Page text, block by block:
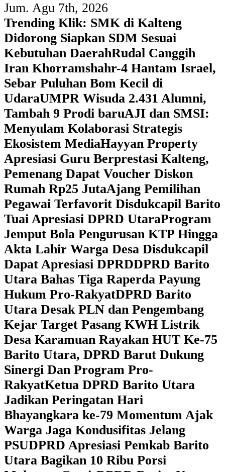
Jum. Agu 7th, 2026
Trending Klik: SMK di Kalteng
Didorong Siapkan SDM Sesuai
Kebutuhan DaerahRudal Canggih
Iran Khorramshahr-4 Hantam Israel,
Sebar Puluhan Bom Kecil di
UdaraUMPR Wisuda 2.431 Alumni,
Tambah 9 Prodi baruAJI dan SMSI:
Menyulam Kolaborasi Strategis
Ekosistem MediaHayyan Property
Apresiasi Guru Berprestasi Kalteng,
Pemenang Dapat Voucher Diskon
Rumah Rp25 JutaAjang Pemilihan
Pegawai Terfavorit Disdukcapil Barito
Tuai Apresiasi DPRD UtaraProgram
Jemput Bola Pengurusan KTP Hingga
Akta Lahir Warga Desa Disdukcapil
Dapat Apresiasi DPRDDPRD Barito
Utara Bahas Tiga Raperda Payung
Hukum Pro-RakyatDPRD Barito
Utara Desak PLN dan Pengembang
Kejar Target Pasang KWH Listrik
Desa Karamuan Rayakan HUT Ke-75
Barito Utara, DPRD Barut Dukung
Sinergi Dan Program Pro-
RakyatKetua DPRD Barito Utara
Jadikan Peringatan Hari
Bhayangkara ke-79 Momentum Ajak
Warga Jaga Kondusifitas Jelang
PSUDPRD Apresiasi Pemkab Barito
Utara Bagikan 10 Ribu Porsi